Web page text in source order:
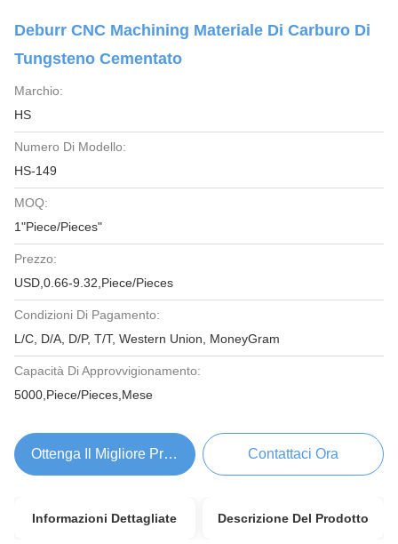
Deburr CNC Machining Materiale Di Carburo Di
Tungsteno Cementato
Marchio:
HS
Numero Di Modello:
HS-149
MOQ:
1"Piece/Pieces"
Prezzo:
USD,0.66-9.32,Piece/Pieces
Condizioni Di Pagamento:
L/C, D/A, D/P, T/T, Western Union, MoneyGram
Capacità Di Approvvigionamento:
5000,Piece/Pieces,Mese
Ottenga Il Migliore Prezzo Contattaci Ora
Informazioni Dettagliate Descrizione Del Prodotto